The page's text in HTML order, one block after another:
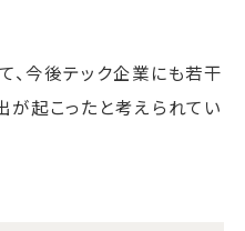
、今後テック企業にも若干
が起こったと考えられてい